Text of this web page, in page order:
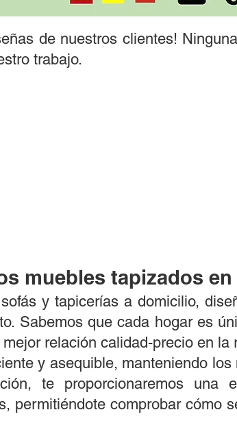
de nuestros clientes!
trabajo.
muebles tapizados en
y tapicerías a domicilio,
Sabemos que cada hogar es
relación calidad-precio en la
y asequible, manteniendo los
te proporcionaremos una
permitiéndote comprobar cómo